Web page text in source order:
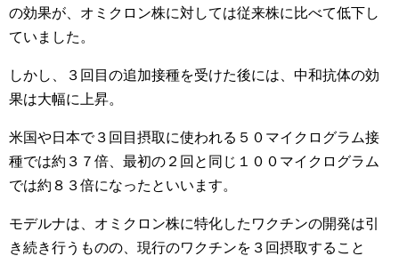
の効果が、オミクロン株に対しては従来株に比べて低下し
ていました。
しかし、３回目の追加接種を受けた後には、中和抗体の効
果は大幅に上昇。
米国や日本で３回目摂取に使われる５０マイクログラム接
種では約３７倍、最初の２回と同じ１００マイクログラム
では約８３倍になったといいます。
モデルナは、オミクロン株に特化したワクチンの開発は引
き続き行うものの、現行のワクチンを３回摂取すること